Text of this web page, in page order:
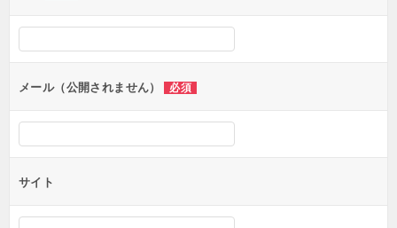
メール（公開されません） 必須
サイト